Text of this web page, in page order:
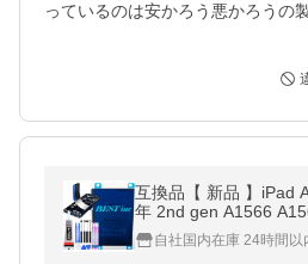
っているのは安かろう悪かろうの
互換品【 新品 】iPad
年 2nd gen A1566
バッテリー容量
36 自社国内在庫 24時間